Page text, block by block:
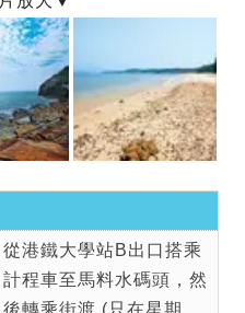
從港鐵大學站B出口搭乘
計程車至馬料水碼頭，然
後轉乘街渡 (只在星期